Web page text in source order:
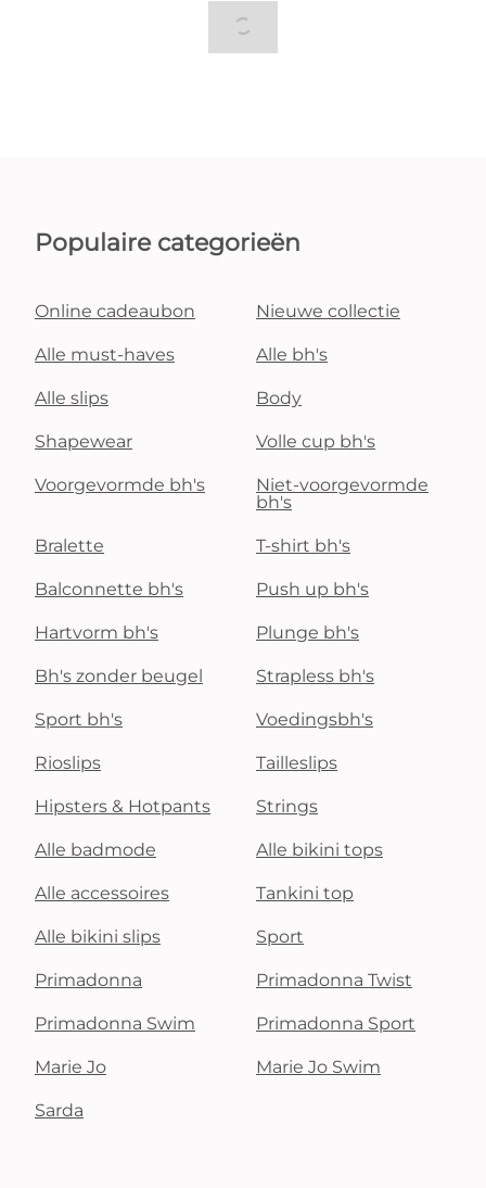
Populaire categorieën
Online cadeaubon Nieuwe collectie
Alle must-haves Alle bh's
Alle slips Body
Shapewear Volle cup bh's
Voorgevormde bh's
Niet-voorgevormde
bh's
Bralette T-shirt bh's
Balconnette bh's Push up bh's
Hartvorm bh's Plunge bh's
Bh's zonder beugel Strapless bh's
Sport bh's Voedingsbh's
Rioslips Tailleslips
Hipsters & Hotpants Strings
Alle badmode Alle bikini tops
Alle accessoires Tankini top
Alle bikini slips Sport
Primadonna Primadonna Twist
Primadonna Swim Primadonna Sport
Marie Jo Marie Jo Swim
Sarda